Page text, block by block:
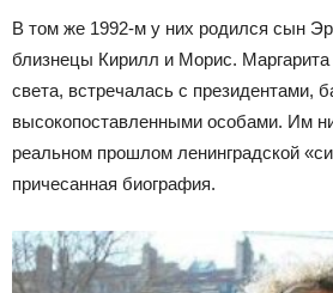
В том же 1992-м у них родился сын
близнецы Кирилл и Морис.
света, встречалась с президентами,
высокопоставленными особами. Им
реальном прошлом ленинградской
причесанная биография.